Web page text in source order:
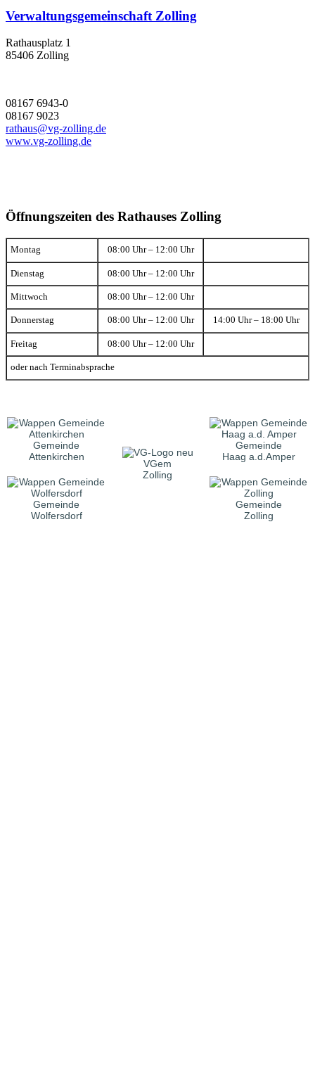
Verwaltungsgemeinschaft Zolling
Rathausplatz 1
85406 Zolling
08167 6943-0
08167 9023
rathaus@vg-zolling.de
www.vg-zolling.de
Öffnungszeiten des Rathauses Zolling
Montag 08:00 Uhr – 12:00 Uhr
Dienstag 08:00 Uhr – 12:00 Uhr
Mittwoch 08:00 Uhr – 12:00 Uhr
Donnerstag 08:00 Uhr – 12:00 Uhr 14:00 Uhr – 18:00 Uhr
Freitag 08:00 Uhr – 12:00 Uhr
oder nach Terminabsprache
Gemeinde
Attenkirchen
VGem
Zolling
Gemeinde
Haag a.d.Amper
Gemeinde
Wolfersdorf
Gemeinde
Zolling